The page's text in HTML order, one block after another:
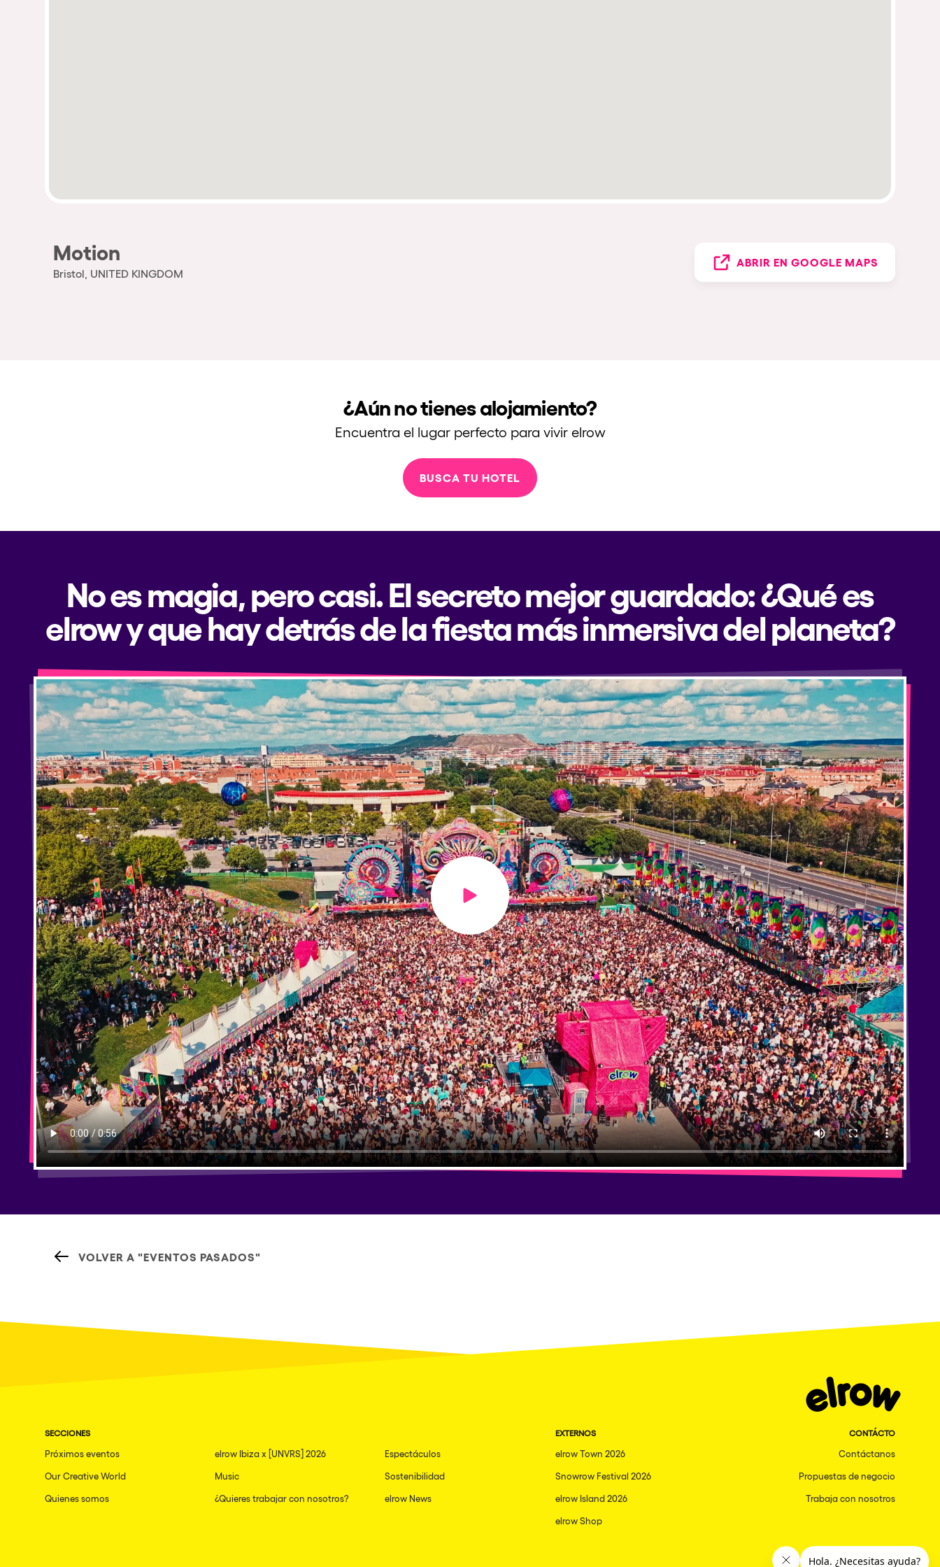
Motion
Bristol, UNITED KINGDOM
ABRIR EN GOOGLE MAPS
¿Aún no tienes alojamiento?
Encuentra el lugar perfecto para vivir elrow
BUSCA TU HOTEL
No es magia, pero casi. El secreto mejor guardado: ¿Qué es
elrow y que hay detrás de la fiesta más inmersiva del planeta?
Play video
VOLVER A "EVENTOS PASADOS"
SECCIONES
Próximos eventos elrow Ibiza x [UNVRS] 2026 Espectáculos
Our Creative World Music Sostenibilidad
Quienes somos ¿Quieres trabajar con nosotros? elrow News
EXTERNOS
elrow Town 2026
Snowrow Festival 2026
elrow Island 2026
elrow Shop
CONTÁCTO
Contáctanos
Propuestas de negocio
Trabaja con nosotros